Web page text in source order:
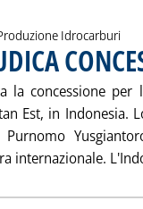
Idrocarburi
2004 alle 16.14.
la concessione
Est, in
internazionale.